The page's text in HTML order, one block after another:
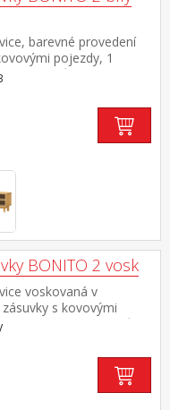
barevné provedení
pojezdy, 1
kabelů
BONITO 2 vosk
voskovaná v
s kovovými
na protažení kabelů